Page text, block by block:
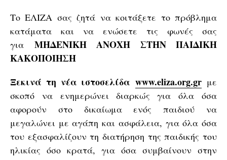
Το ΕΛΙΖΑ σας ζητά να κοιτάξετε το πρόβλημα
κατάματα και να ενώσετε τις φωνές σας
για ΜΗΔΕΝΙΚΗ ΑΝΟΧΗ ΣΤΗΝ ΠΑΙΔΙΚΗ
ΚΑΚΟΠΟΙΗΣΗ
Ξεκινά τη νέα ιστοσελίδαwww.eliza.org.gr με
σκοπό να ενημερώνει διαρκώς για όλα όσα
αφορούν στο δικαίωμα ενός παιδιού να
μεγαλώνει με αγάπη και ασφάλεια, για όλα όσα
του εξασφαλίζουν τη διατήρηση της παιδικής του
ηλικίας όσο κρατά, για όσα συμβαίνουν στην